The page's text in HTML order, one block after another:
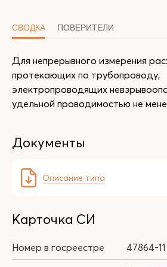
СВОДКА ПОВЕРИТЕЛИ
Для непрерывного измерения
протекающих по трубопроводу,
электропроводящих
удельной проводимостью не
Документы
Описание типа
Карточка СИ
Номер в госреестре 47864-11